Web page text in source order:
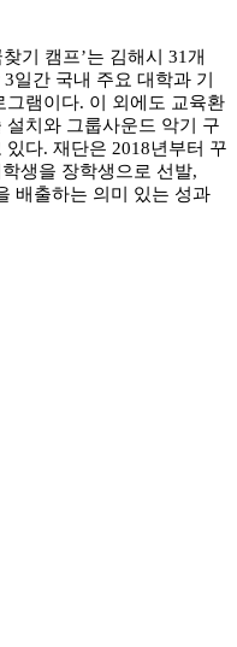
기 캠프’는 김해시 31개
3일간 국내 주요 대학과 기
그램이다. 이 외에도 교육환
치와 그룹사운드 악기 구
있다. 재단은 2018년부터 꾸
생을 장학생으로 선발,
배출하는 의미 있는 성과